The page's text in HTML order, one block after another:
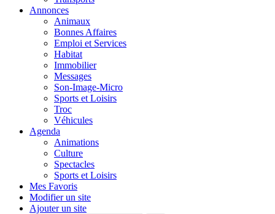
Annonces
Animaux
Bonnes Affaires
Emploi et Services
Habitat
Immobilier
Messages
Son-Image-Micro
Sports et Loisirs
Troc
Véhicules
Agenda
Animations
Culture
Spectacles
Sports et Loisirs
Mes Favoris
Modifier un site
Ajouter un site